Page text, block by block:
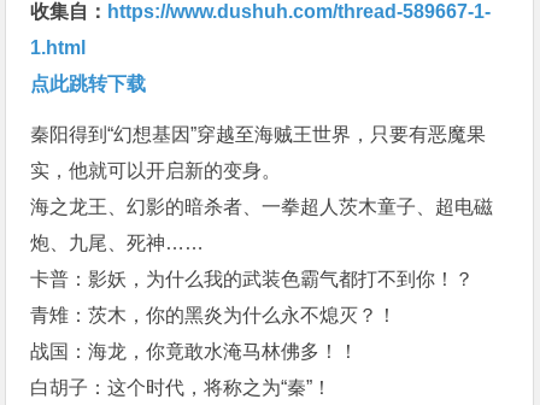
收集自： https://www.dushuh.com/thread-589667-1-
1.html
点此跳转下载
秦阳得到“幻想基因”穿越至海贼王世界，只要有恶魔果
实，他就可以开启新的变身。
海之龙王、幻影的暗杀者、一拳超人茨木童子、超电磁
炮、九尾、死神……
卡普：影妖，为什么我的武装色霸气都打不到你！？
青雉：茨木，你的黑炎为什么永不熄灭？！
战国：海龙，你竟敢水淹马林佛多！！
白胡子：这个时代，将称之为“秦”！